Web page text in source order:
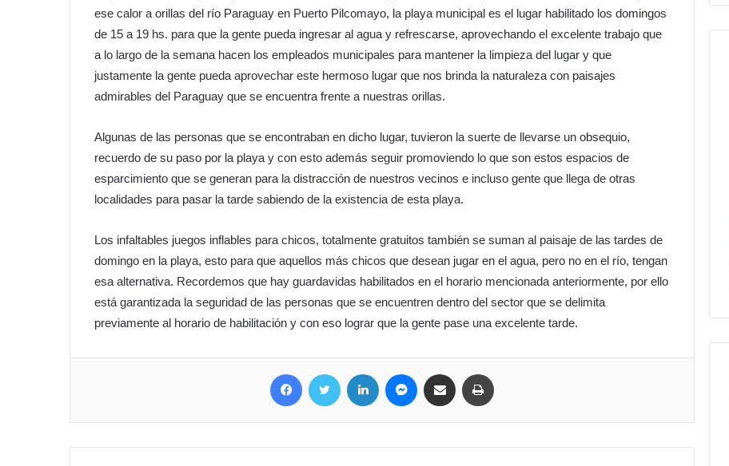
ese calor a orillas del río Paraguay en Puerto Pilcomayo, la playa municipal es el lugar habilitado los domingos
de 15 a 19 hs. para que la gente pueda ingresar al agua y refrescarse, aprovechando el excelente trabajo que
a lo largo de la semana hacen los empleados municipales para mantener la limpieza del lugar y que
justamente la gente pueda aprovechar este hermoso lugar que nos brinda la naturaleza con paisajes
admirables del Paraguay que se encuentra frente a nuestras orillas.
Algunas de las personas que se encontraban en dicho lugar, tuvieron la suerte de llevarse un obsequio,
recuerdo de su paso por la playa y con esto además seguir promoviendo lo que son estos espacios de
esparcimiento que se generan para la distracción de nuestros vecinos e incluso gente que llega de otras
localidades para pasar la tarde sabiendo de la existencia de esta playa.
Los infaltables juegos inflables para chicos, totalmente gratuitos también se suman al paisaje de las tardes de
domingo en la playa, esto para que aquellos más chicos que desean jugar en el agua, pero no en el río, tengan
esa alternativa. Recordemos que hay guardavidas habilitados en el horario mencionada anteriormente, por ello
está garantizada la seguridad de las personas que se encuentren dentro del sector que se delimita
previamente al horario de habilitación y con eso lograr que la gente pase una excelente tarde.